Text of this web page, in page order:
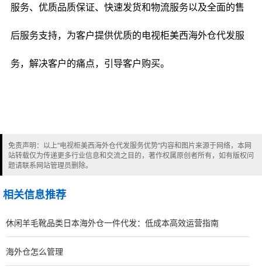
服务、优质品质保证、快速发货和物流服务以及全面的售
后服务支持，为客户提供优质的电视柜美西海外仓代发服
务，解决客户的痛点，引导客户购买。
免责声明：以上"电视柜美西海外仓代发服务优势"内容和图片来源于网络，本网
站转载仅为传递更多行业信息和交流之目的，著作权属原创者所有，如有版权问
题请联系网站管理员删除。
相关信息推荐
休闲羊毛靴品类日本海外仓一件代发：低成本高效运营指南
海外仓怎么管理